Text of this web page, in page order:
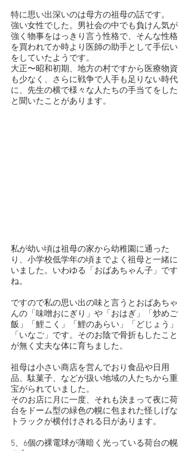
特に思い出深いのは母方の祖母の話です。
強い女性でした。男社会の中でも負けん気が
強く物事をはっきり言う性格で、そんな性格
を買われてか時より医師の助手として手伝い
をしていたようです。
大正〜昭和初期、地方の村ですから医療物資
も少なく、さらに戦争で人手も足りない時代
に、先生の横で様々な人たちの手当てをした
と聞いたことがあります。
私が幼い頃は祖母の家から幼稚園に通った
り、小学校低学年の頃までよく祖母と一緒に
いました。いわゆる「おばあちゃん子」です
ね。
ですので私の思い出の味と言うとおばあちゃ
んの「味噌おにぎり」や「おはぎ」「炒めご
飯」「鯉こく」「鯉のあらい」「どじょう」
「いなご」です。そのお陰で骨折もしたこと
が無く丈夫な体に育ちました。
祖母は小さい商店を営んでおり食品や日用
品、駄菓子、などが扱い地域の人たちから重
宝がられていました。
そのお店に月に一度、それも決まって夜に荷
台をドーム型の緑色の幌に包まれた怪しげな
トラックが横付けされる日があります。
5、6個の裸電球が薄暗く光っている荷台の幌